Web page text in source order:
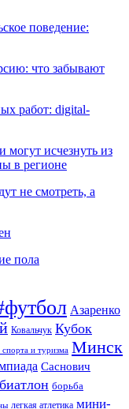
поведение:
что забывают
работ: digital-
могут исчезнуть из
в регионе
не смотреть, а
пола
Азаренко
Ковальчук Кубок
и туризма Минск
Саснович
биатлон борьба
легкая атлетика мини-